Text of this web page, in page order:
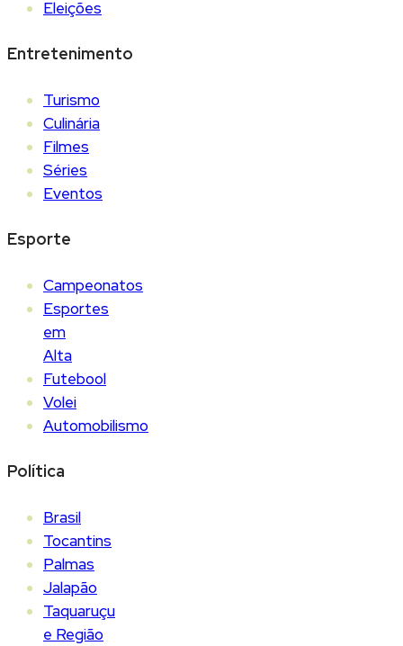
Eleições
Entretenimento
Turismo
Culinária
Filmes
Séries
Eventos
Esporte
Campeonatos
Esportes
em
Alta
Futebool
Volei
Automobilismo
Política
Brasil
Tocantins
Palmas
Jalapão
Taquaruçu
e Região